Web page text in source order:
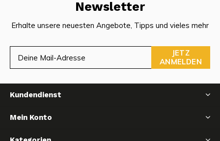
Newsletter
Erhalte unsere neuesten Angebote, Tipps und vieles mehr
JETZ
ANMELDEN
Kundendienst
Mein Konto